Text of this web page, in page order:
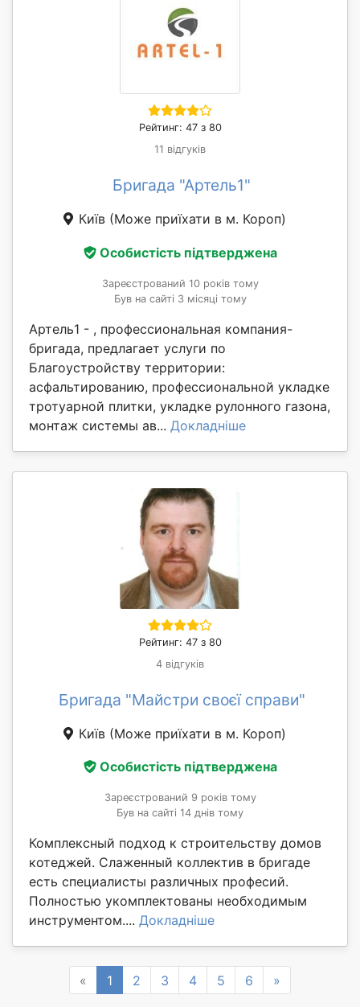
Рейтинг: 47 з 80
11 відгуків
Бригада "Артель1"
Київ (Може приїхати в м. Короп)
Особистість підтверджена
Зареєстрований 10 років тому
Був на сайті 3 місяці тому
Артель1 - , профессиональная компания-
бригада, предлагает услуги по
Благоустройству территории:
асфальтированию, профессиональной укладке
тротуарной плитки, укладке рулонного газона,
монтаж системы ав... Докладніше
Рейтинг: 47 з 80
4 відгуків
Бригада "Майстри своєї справи"
Київ (Може приїхати в м. Короп)
Особистість підтверджена
Зареєстрований 9 років тому
Був на сайті 14 днів тому
Комплексный подход к строительству домов
котеджей. Слаженный коллектив в бригаде
есть специалисты различных професий.
Полностью укомплектованы необходимым
инструментом.... Докладніше
« Previous
1 2 3 4 5 6 »